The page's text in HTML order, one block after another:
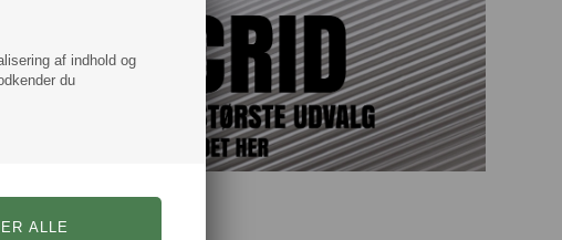
af indhold og
du